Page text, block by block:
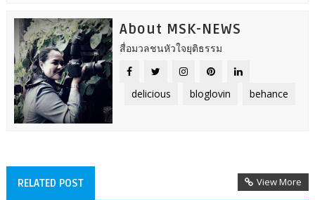
About MSK-NEWS
สื่อมวลชนหัวใจยุติธรรม
delicious bloglovin behance
RELATED POST View More